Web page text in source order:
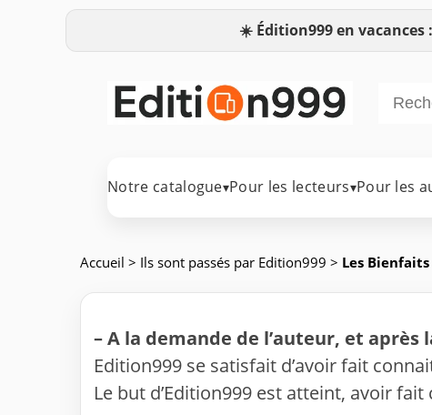
☀️ Édition999 en vacances :
Notre catalogue▾Pour les lecteurs▾Pour les
Accueil > Ils sont passés par Edition999 > Les
–A la demande de l’auteur, et
Edition999 se satisfait d’avoir fait
Le but d’Edition999 est atteint, avoir